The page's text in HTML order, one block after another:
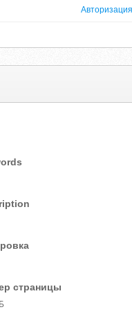
Авторизация
страницы